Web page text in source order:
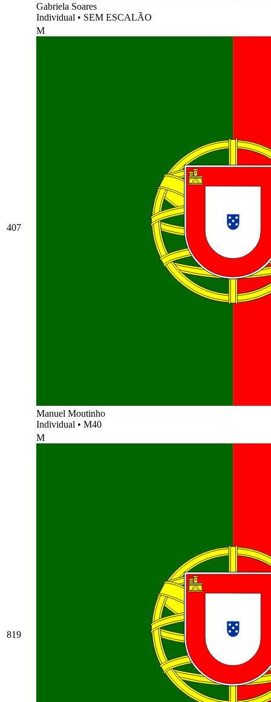
Gabriela Soares
Individual • SEM ESCALÃO
407
M
Manuel Moutinho
Individual • M40
819
M